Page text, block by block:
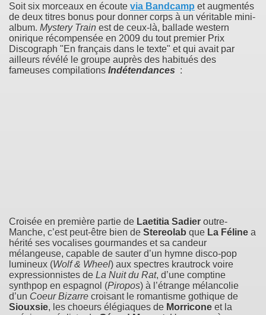
Soit six morceaux en écoute via Bandcamp et augmentés
de deux titres bonus pour donner corps à un véritable mini-
album. Mystery Train est de ceux-là, ballade western
onirique récompensée en 2009 du tout premier Prix
Discograph "En français dans le texte" et qui avait par
ailleurs révélé le groupe auprès des habitués des
fameuses compilations Indétendances :
Croisée en première partie de Laetitia Sadier outre-
Manche, c’est peut-être bien de Stereolab que La Féline a
hérité ses vocalises gourmandes et sa candeur
mélangeuse, capable de sauter d’un hymne disco-pop
lumineux (Wolf & Wheel) aux spectres krautrock voire
expressionnistes de La Nuit du Rat, d’une comptine
synthpop en espagnol (Piropos) à l’étrange mélancolie
d’un Coeur Bizarre croisant le romantisme gothique de
Siouxsie, les choeurs élégiaques de Morricone et la